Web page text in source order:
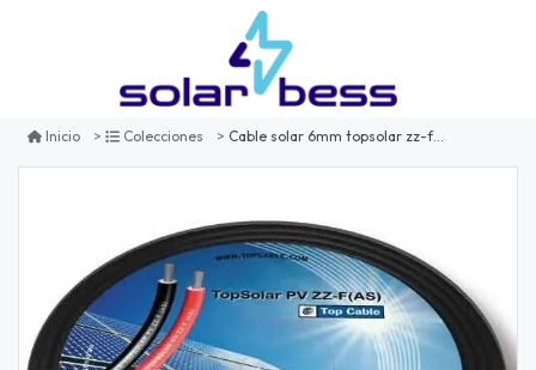
Inicio Colecciones Cable solar 6mm topsolar zz-f negro